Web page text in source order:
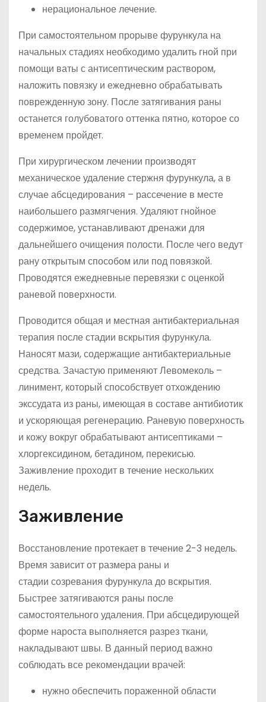
нерациональное лечение.
При самостоятельном прорыве фурункула на
начальных стадиях необходимо удалить гной при
помощи ваты с антисептическим раствором,
наложить повязку и ежедневно обрабатывать
поврежденную зону. После затягивания раны
останется голубоватого оттенка пятно, которое со
временем пройдет.
При хирургическом лечении производят
механическое удаление стержня фурункула, а в
случае абсцедирования – рассечение в месте
наибольшего размягчения. Удаляют гнойное
содержимое, устанавливают дренажи для
дальнейшего очищения полости. После чего ведут
рану открытым способом или под повязкой.
Проводятся ежедневные перевязки с оценкой
раневой поверхности.
Проводится общая и местная антибактериальная
терапия после стадии вскрытия фурункула.
Наносят мази, содержащие антибактериальные
средства. Зачастую применяют Левомеколь –
линимент, который способствует отхождению
экссудата из раны, имеющая в составе антибиотик
и ускоряющая регенерацию. Раневую поверхность
и кожу вокруг обрабатывают антисептиками –
хлоргексидином, бетадином, перекисью.
Заживление проходит в течение нескольких
недель.
Заживление
Восстановление протекает в течение 2-3 недель.
Время зависит от размера раны и
стадии созревания фурункула до вскрытия.
Быстрее затягиваются раны после
самостоятельного удаления. При абсцедирующей
форме нароста выполняется разрез ткани,
накладывают швы. В данный период важно
соблюдать все рекомендации врачей:
нужно обеспечить пораженной области